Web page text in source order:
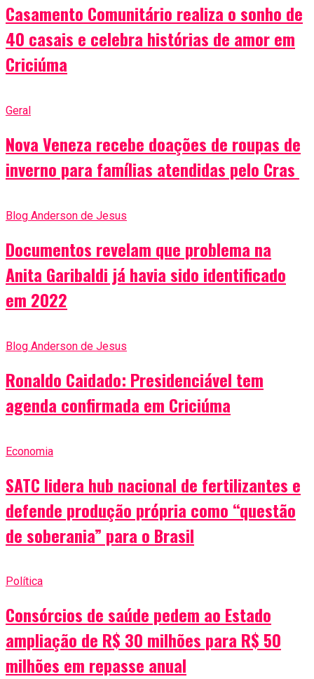
Casamento Comunitário realiza o sonho de
40 casais e celebra histórias de amor em
Criciúma
Geral
Nova Veneza recebe doações de roupas de
inverno para famílias atendidas pelo Cras
Blog Anderson de Jesus
Documentos revelam que problema na
Anita Garibaldi já havia sido identificado
em 2022
Blog Anderson de Jesus
Ronaldo Caidado: Presidenciável tem
agenda confirmada em Criciúma
Economia
SATC lidera hub nacional de fertilizantes e
defende produção própria como “questão
de soberania” para o Brasil
Política
Consórcios de saúde pedem ao Estado
ampliação de R$ 30 milhões para R$ 50
milhões em repasse anual